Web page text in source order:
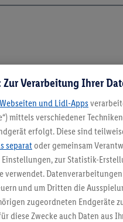
Verarbeitung Ihrer
und Lidl-Apps
mittels verschiedener
erfolgt. Diese sind
separat oder gemeinsam
zur Statistik-
verwendet.
und um Dritten die
zugeordneten Endgeräte
diese Zwecke auch Daten aus